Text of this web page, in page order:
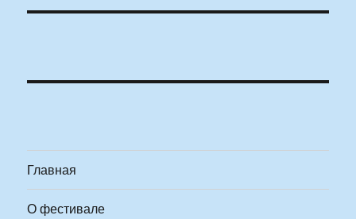
Главная
О фестивале